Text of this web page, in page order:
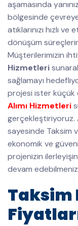
aşamasında
bölgesinde
atıklarınızı hızlı
dönüşüm
Müşterilerimizin
Hizmetleri
sağlamayı
projesi ister küçük
Alımı Hizmetleri
gerçekleştiriyoruz.
sayesinde Taksim
ekonomik ve
projenizin
devam
Taksim